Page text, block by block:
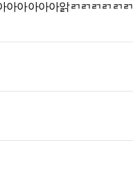
아아아아아앍ㄺㄺㄺㄺㄺㄺ